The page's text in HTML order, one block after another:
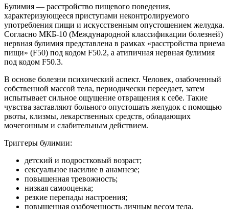
Булимия — расстройство пищевого поведения,
характеризующееся приступами неконтролируемого
употребления пищи и искусственным опустошением желудка.
Согласно МКБ-10 (Международной классификации болезней)
нервная булимия представлена в рамках «расстройства приема
пищи» (F50) под кодом F50.2, а атипичная нервная булимия
под кодом F50.3.
В основе болезни психический аспект. Человек, озабоченный
собственной массой тела, периодически переедает, затем
испытывает сильное ощущение отвращения к себе. Такие
чувства заставляют больного опустошать желудок с помощью
рвоты, клизмы, лекарственных средств, обладающих
мочегонным и слабительным действием.
Триггеры булимии:
детский и подростковый возраст;
сексуальное насилие в анамнезе;
повышенная тревожность;
низкая самооценка;
резкие перепады настроения;
повышенная озабоченность личным весом тела.